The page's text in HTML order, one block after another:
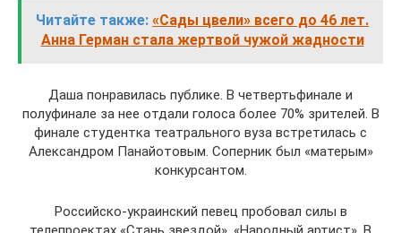
Читайте также: «Сады цвели» всего до 46 лет.
Анна Герман стала жертвой чужой жадности
Даша понравилась публике. В четвертьфинале и
полуфинале за нее отдали голоса более 70% зрителей. В
финале студентка театрального вуза встретилась с
Александром Панайотовым. Соперник был «матерым»
конкурсантом.
Российско-украинский певец пробовал силы в